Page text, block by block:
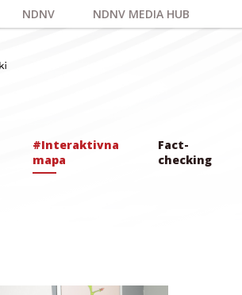
NDNV NDNV MEDIA HUB
#Interaktivna
mapa
Fact-
checking